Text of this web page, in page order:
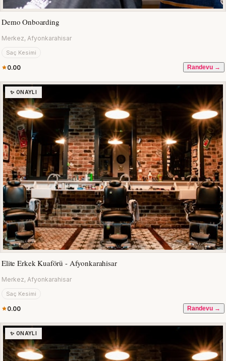
Demo Onboarding
Merkez, Afyonkarahisar
Saç Kesimi
0.00 Randevu →
✨ ONAYLI
Elite Erkek Kuaförü - Afyonkarahisar
Merkez, Afyonkarahisar
Saç Kesimi
0.00 Randevu →
✨ ONAYLI